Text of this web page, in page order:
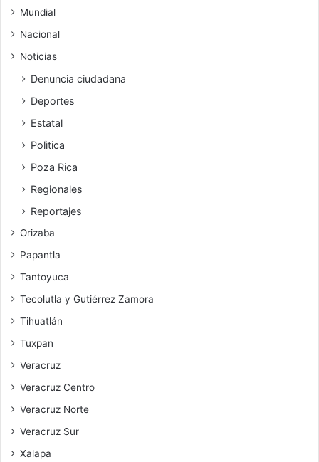
Mundial
Nacional
Noticias
Denuncia ciudadana
Deportes
Estatal
Polìtica
Poza Rica
Regionales
Reportajes
Orizaba
Papantla
Tantoyuca
Tecolutla y Gutiérrez Zamora
Tihuatlán
Tuxpan
Veracruz
Veracruz Centro
Veracruz Norte
Veracruz Sur
Xalapa